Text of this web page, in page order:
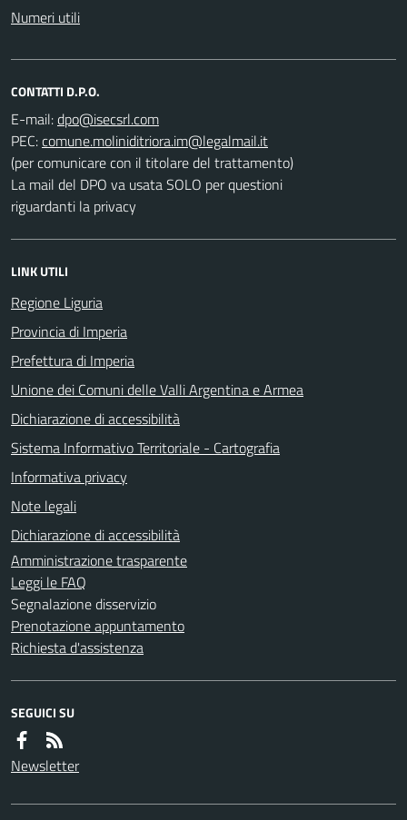
Numeri utili
CONTATTI D.P.O.
E-mail:
PEC:
(per comunicare con il titolare del trattamento)
La mail del DPO va usata SOLO per questioni
riguardanti la privacy
LINK UTILI
Regione Liguria
Provincia di Imperia
Prefettura di Imperia
Unione dei Comuni delle Valli Argentina e Armea
Dichiarazione di accessibilità
Sistema Informativo Territoriale - Cartografia
Informativa privacy
Note legali
Dichiarazione di accessibilità
Amministrazione trasparente
Leggi le FAQ
Segnalazione disservizio
Prenotazione appuntamento
Richiesta d'assistenza
SEGUICI SU
Newsletter